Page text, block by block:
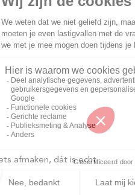
afmaken, dát is echt